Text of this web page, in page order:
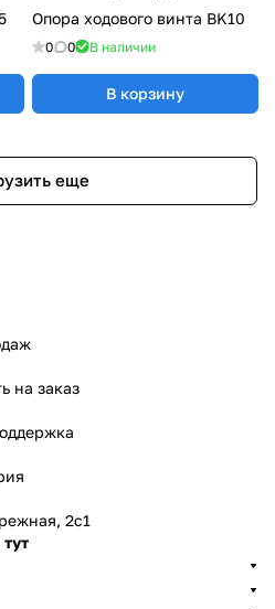
Опора ходового винта BK10
0 0 В наличии
В корзину
еще
на заказ
2с1